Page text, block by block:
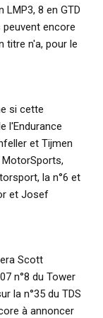
LMP3, 8 en GTD
peuvent encore
titre n'a, pour le
si cette
l'Endurance
et Tijmen
MotorSports,
la n°6 et
et Josef
Scott
n°8 du Tower
la n°35 du TDS
à annoncer